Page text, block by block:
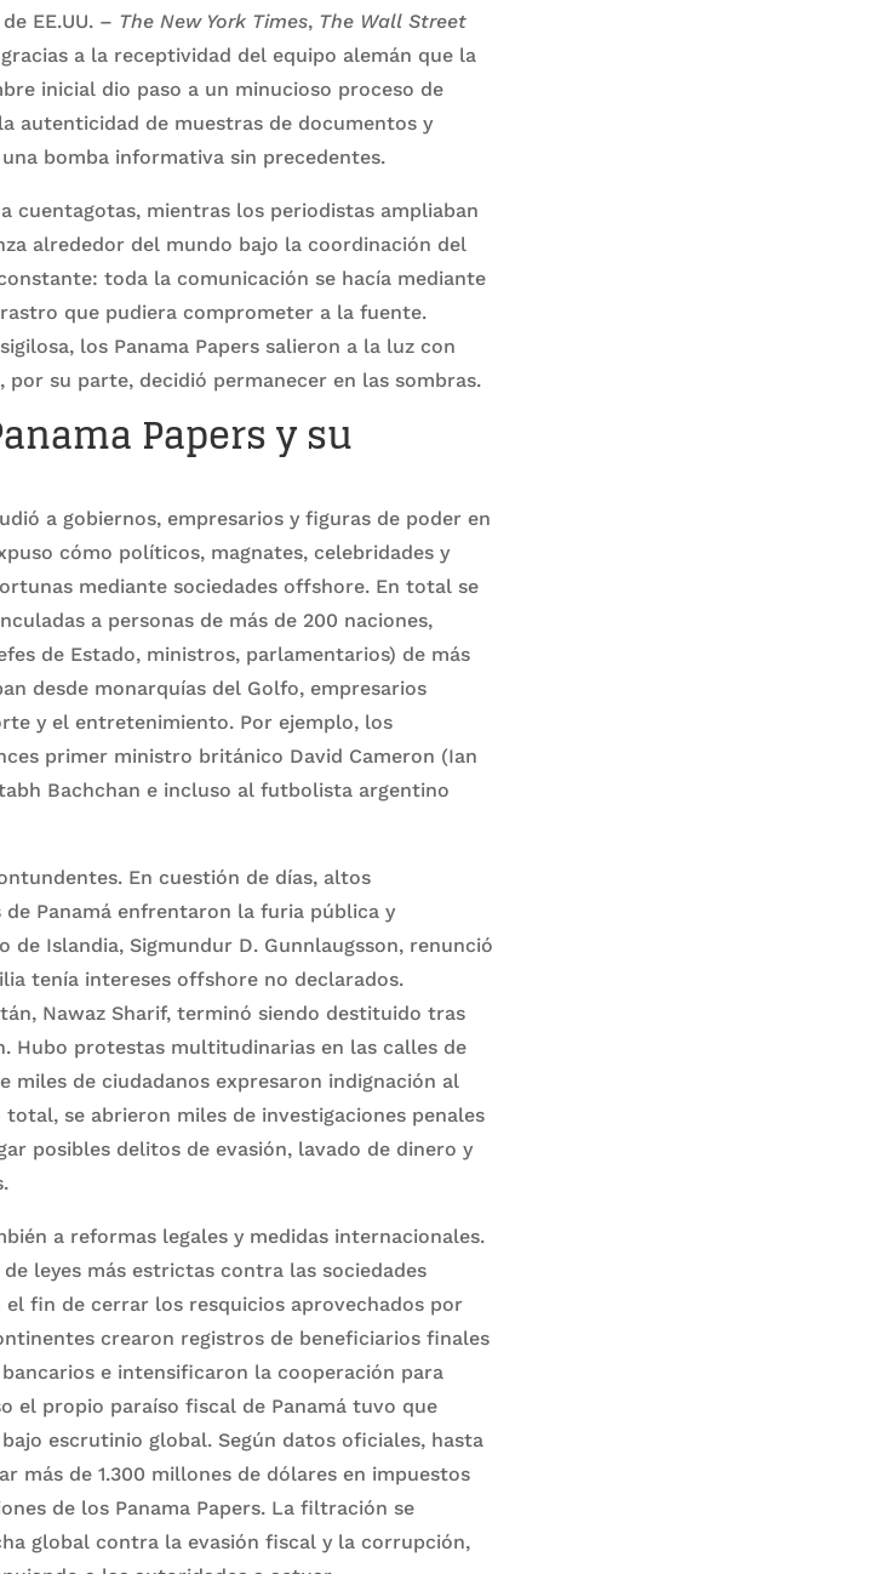
EE.UU. – The New York Times, The Wall Street
a la receptividad del equipo alemán que la
inicial dio paso a un minucioso proceso de
autenticidad de muestras de documentos y
bomba informativa sin precedentes.
cuentagotas, mientras los periodistas ampliaban
alrededor del mundo bajo la coordinación del
toda la comunicación se hacía mediante
que pudiera comprometer a la fuente.
los Panama Papers salieron a la luz con
su parte, decidió permanecer en las sombras.
Papers y su
a gobiernos, empresarios y figuras de poder en
cómo políticos, magnates, celebridades y
mediante sociedades offshore. En total se
a personas de más de 200 naciones,
de Estado, ministros, parlamentarios) de más
desde monarquías del Golfo, empresarios
y el entretenimiento. Por ejemplo, los
primer ministro británico David Cameron (Ian
Bachchan e incluso al futbolista argentino
En cuestión de días, altos
Panamá enfrentaron la furia pública y
Islandia, Sigmundur D. Gunnlaugsson, renunció
tenía intereses offshore no declarados.
Nawaz Sharif, terminó siendo destituido tras
Hubo protestas multitudinarias en las calles de
miles de ciudadanos expresaron indignación al
se abrieron miles de investigaciones penales
posibles delitos de evasión, lavado de dinero y
a reformas legales y medidas internacionales.
leyes más estrictas contra las sociedades
fin de cerrar los resquicios aprovechados por
crearon registros de beneficiarios finales
e intensificaron la cooperación para
el propio paraíso fiscal de Panamá tuvo que
escrutinio global. Según datos oficiales, hasta
más de 1.300 millones de dólares en impuestos
de los Panama Papers. La filtración se
global contra la evasión fiscal y la corrupción,